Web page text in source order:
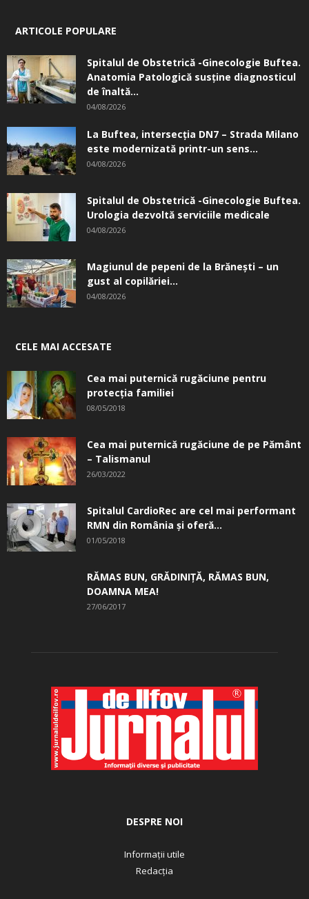
ARTICOLE POPULARE
Spitalul de Obstetrică -Ginecologie Buftea.
Anatomia Patologică susţine diagnosticul
de înaltă...
04/08/2026
La Buftea, intersecţia DN7 – Strada Milano
este modernizată printr-un sens...
04/08/2026
Spitalul de Obstetrică -Ginecologie Buftea.
Urologia dezvoltă serviciile medicale
04/08/2026
Magiunul de pepeni de la Brăneşti – un
gust al copilăriei...
04/08/2026
CELE MAI ACCESATE
Cea mai puternică rugăciune pentru
protecția familiei
08/05/2018
Cea mai puternică rugăciune de pe Pământ
– Talismanul
26/03/2022
Spitalul CardioRec are cel mai performant
RMN din România și oferă...
01/05/2018
RĂMAS BUN, GRĂDINIŢĂ, ­RĂMAS BUN,
DOAMNA MEA!
27/06/2017
DESPRE NOI
Informații utile
Redacția